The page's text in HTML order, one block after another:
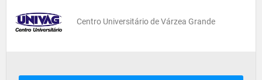
Centro Universitário de Várzea Grande